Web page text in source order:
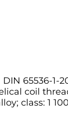
DIN 65536-1-
coil
class: 1